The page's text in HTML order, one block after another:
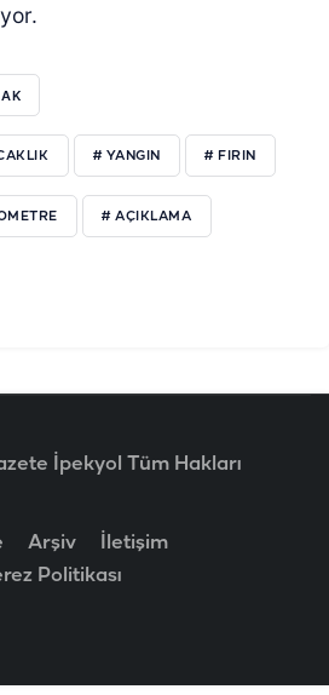
# YANGIN # FIRIN
# AÇIKLAMA
İpekyol Tüm Hakları
Arşiv
İletişim
Politikası